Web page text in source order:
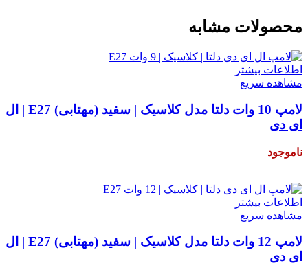
محصولات مشابه
اطلاعات بیشتر
مشاهده سریع
لامپ 10 وات دلتا مدل کلاسیک | سفید (مهتابی) E27 | ال
ای دی
ناموجود
اطلاعات بیشتر
مشاهده سریع
لامپ 12 وات دلتا مدل کلاسیک | سفید (مهتابی) E27 | ال
ای دی